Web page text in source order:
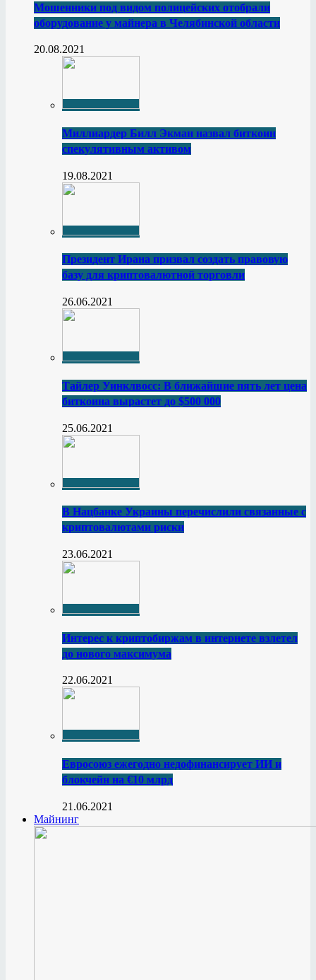
Мошенники под видом полицейских отобрали
оборудование у майнера в Челябинской области
20.08.2021
Миллиардер Билл Экман назвал биткоин
спекулятивным активом
19.08.2021
Президент Ирана призвал создать правовую
базу для криптовалютной торговли
26.06.2021
Тайлер Уинклвосс: В ближайшие пять лет цена
биткоина вырастет до $500 000
25.06.2021
В Нацбанке Украины перечислили связанные с
криптовалютами риски
23.06.2021
Интерес к криптобиржам в интернете взлетел
до нового максимума
22.06.2021
Евросоюз ежегодно недофинансирует ИИ и
блокчейн на €10 млрд
21.06.2021
Майнинг